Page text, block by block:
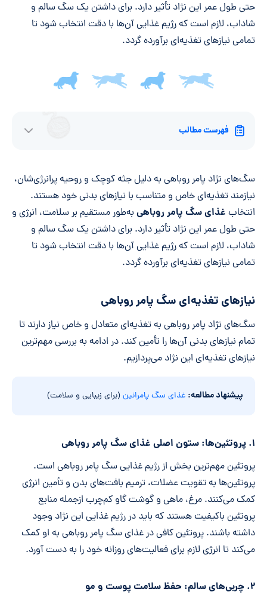
حتی طول عمر این نژاد تأثیر دارد. برای داشتن یک سگ سالم و
شاداب، لازم است که رژیم غذایی آن‌ها با دقت انتخاب شود تا
تمامی نیازهای تغذیه‌ای برآورده گردد.
فهرست مطالب
سگ‌های نژاد پامر روباهی به دلیل جثه کوچک و روحیه پرانرژی‌شان،
نیازمند تغذیه‌ای خاص و متناسب با نیازهای بدنی خود هستند.
انتخاب غذای سگ پامر روباهی به‌طور مستقیم بر سلامت، انرژی و
حتی طول عمر این نژاد تأثیر دارد. برای داشتن یک سگ سالم و
شاداب، لازم است که رژیم غذایی آن‌ها با دقت انتخاب شود تا
تمامی نیازهای تغذیه‌ای برآورده گردد.
نیازهای تغذیه‌ای سگ پامر روباهی
سگ‌های نژاد پامر روباهی به تغذیه‌ای متعادل و خاص نیاز دارند تا
تمام نیازهای بدنی آن‌ها را تأمین کند. در ادامه به بررسی مهم‌ترین
نیازهای تغذیه‌ای این نژاد می‌پردازیم.
پیشنهاد مطالعه: غذای سگ پامرانین(برای زیبایی و سلامت)
۱. پروتئین‌ها: ستون اصلی غذای سگ پامر روباهی
پروتئین مهم‌ترین بخش از رژیم غذایی سگ پامر روباهی است.
پروتئین‌ها به تقویت عضلات، ترمیم بافت‌های بدن و تأمین انرژی
کمک می‌کنند. مرغ، ماهی و گوشت گاو کم‌چرب ازجمله منابع
پروتئین باکیفیت هستند که باید در رژیم غذایی این نژاد وجود
داشته باشند. پروتئین کافی در غذای سگ پامر روباهی به او کمک
می‌کند تا انرژی لازم برای فعالیت‌های روزانه خود را به دست آورد.
۲. چربی‌های سالم: حفظ سلامت پوست و مو